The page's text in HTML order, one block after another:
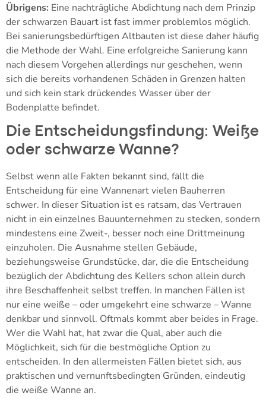
Übrigens: Eine nachträgliche Abdichtung nach dem Prinzip
der schwarzen Bauart ist fast immer problemlos möglich.
Bei sanierungsbedürftigen Altbauten ist diese daher häufig
die Methode der Wahl. Eine erfolgreiche Sanierung kann
nach diesem Vorgehen allerdings nur geschehen, wenn
sich die bereits vorhandenen Schäden in Grenzen halten
und sich kein stark drückendes Wasser über der
Bodenplatte befindet.
Die Entscheidungsfindung: Weiße
oder schwarze Wanne?
Selbst wenn alle Fakten bekannt sind, fällt die
Entscheidung für eine Wannenart vielen Bauherren
schwer. In dieser Situation ist es ratsam, das Vertrauen
nicht in ein einzelnes Bauunternehmen zu stecken, sondern
mindestens eine Zweit-, besser noch eine Drittmeinung
einzuholen. Die Ausnahme stellen Gebäude,
beziehungsweise Grundstücke, dar, die die Entscheidung
bezüglich der Abdichtung des Kellers schon allein durch
ihre Beschaffenheit selbst treffen. In manchen Fällen ist
nur eine weiße – oder umgekehrt eine schwarze – Wanne
denkbar und sinnvoll. Oftmals kommt aber beides in Frage.
Wer die Wahl hat, hat zwar die Qual, aber auch die
Möglichkeit, sich für die bestmögliche Option zu
entscheiden. In den allermeisten Fällen bietet sich, aus
praktischen und vernunftsbedingten Gründen, eindeutig
die weiße Wanne an.